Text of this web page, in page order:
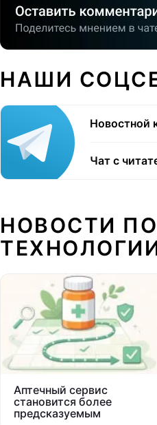
НАШИ
Новостной
Чат с
НОВОСТИ
Аптечный сервис
становится более
предсказуемым